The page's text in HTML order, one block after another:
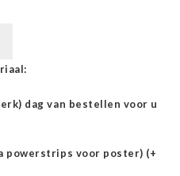
dag van bestellen voor u
powerstrips voor poster) (+